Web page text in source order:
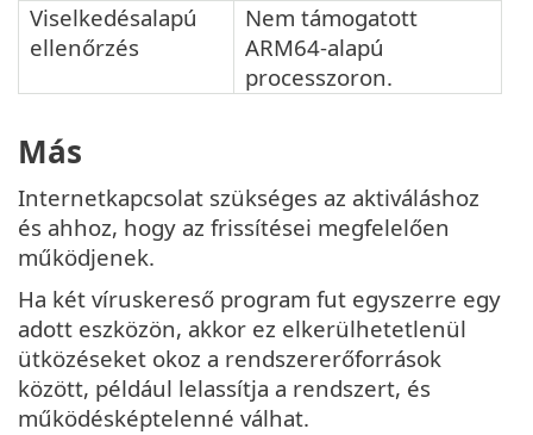
Viselkedésalapú
ellenőrzés
Nem támogatott
ARM64-alapú
processzoron.
Más
Internetkapcsolat szükséges az aktiváláshoz
és ahhoz, hogy az frissítései megfelelően
működjenek.
Ha két víruskereső program fut egyszerre egy
adott eszközön, akkor ez elkerülhetetlenül
ütközéseket okoz a rendszererőforrások
között, például lelassítja a rendszert, és
működésképtelenné válhat.